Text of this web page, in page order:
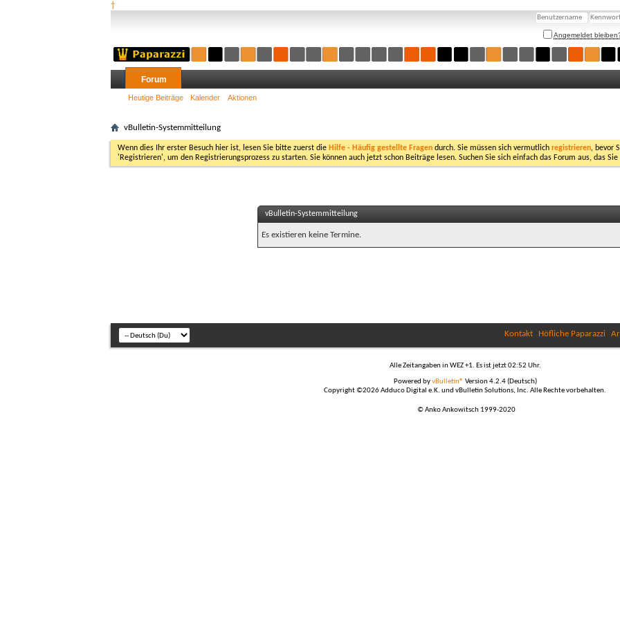
†
Angemeldet
Forum
Heutige Beiträge Kalender Aktionen
vBulletin-Systemmitteilung
Wenn dies Ihr erster Besuch hier ist, lesen Sie bitte zuerst die Hilfe - Häufig gestellte Fragen durch. Sie müssen sich vermutlich registrieren, bevor
'Registrieren', um den Registrierungsprozess zu starten. Sie können auch jetzt schon Beiträge lesen. Suchen Sie sich einfach das Forum aus, das
vBulletin-Systemmitteilung
Es existieren keine Termine.
Kontakt Höfliche Paparazzi
Alle Zeitangaben in WEZ +1. Es ist jetzt02:52 Uhr.
Powered byvBulletin® Version 4.2.4 (Deutsch)
Copyright ©2026 Adduco Digital e.K. und vBulletin Solutions, Inc. Alle Rechte vorbehalten.
© Anko Ankowitsch 1999-2020